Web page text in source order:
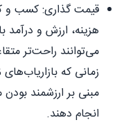
قیمت گذاری: کسب و
هزینه، ارزش و درآمد
می‌توانند راحت‌تر
مبنی بر ارزشمند
انجام دهند.